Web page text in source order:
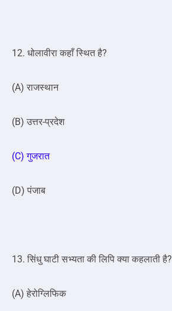
12. धोलावीरा कहाँ स्थित है?
(A) राजस्थान
(B) उत्तर-प्रदेश
(C) गुजरात
(D) पंजाब
13. सिंधु घाटी सभ्यता की लिपि क्या कहलाती है?
(A) हेरोग्लिफिक